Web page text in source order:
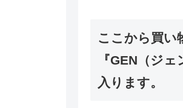
ここから買い
『GEN（ジ
入ります。